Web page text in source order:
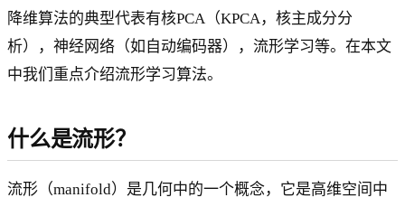
降维算法的典型代表有核PCA（KPCA，核主成分分
析），神经网络（如自动编码器），流形学习等。在本文
中我们重点介绍流形学习算法。
什么是流形？
流形（manifold）是几何中的一个概念，它是高维空间中